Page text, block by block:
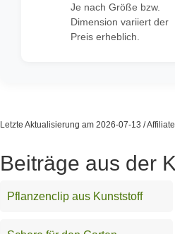
Je nach Größe bzw.
Dimension variiert der
Preis erheblich.
Letzte Aktualisierung am 2026-07-13 /
Beiträge aus der
Pflanzenclip aus Kunststoff